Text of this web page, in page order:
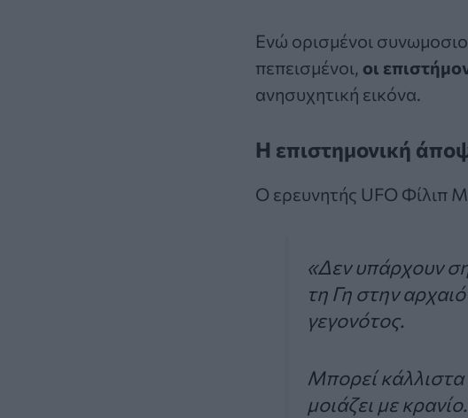
Ενώ ορισμένοι
πεπεισμένοι, οι
ανησυχητική εικόνα.
Η επιστημονική
Ο ερευνητής UFO Φίλιπ
«Δεν υπάρχουν
τη Γη στην
γεγονότος.
Μπορεί κάλλιστα
μοιάζει με